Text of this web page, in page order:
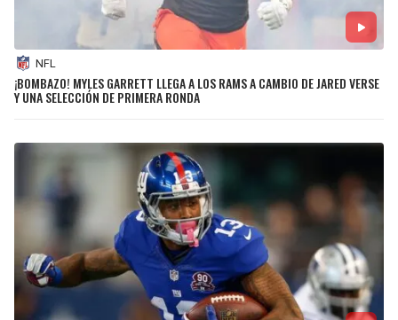
NFL
¡BOMBAZO! MYLES GARRETT LLEGA A LOS RAMS A CAMBIO DE JARED VERSE
Y UNA SELECCIÓN DE PRIMERA RONDA